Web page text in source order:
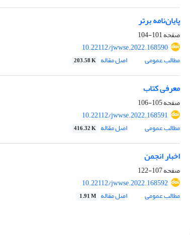
پایان‌نامه برتر
صفحه101-104
10.22112/jwwse.2022.168590
مطالب عمومی
اصل مقاله 203.58 K
معرفی کتاب
صفحه105-106
10.22112/jwwse.2022.168591
مطالب عمومی
اصل مقاله 416.32 K
اخبار انجمن
صفحه107-122
10.22112/jwwse.2022.168592
مطالب عمومی
اصل مقاله 1.91 M